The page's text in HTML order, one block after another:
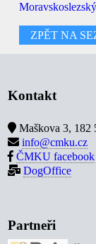
ZPĚT NA
Kontakt
Maškova 3, 182
info@cmku.cz
ČMKU facebook
DogOffice
Partneři